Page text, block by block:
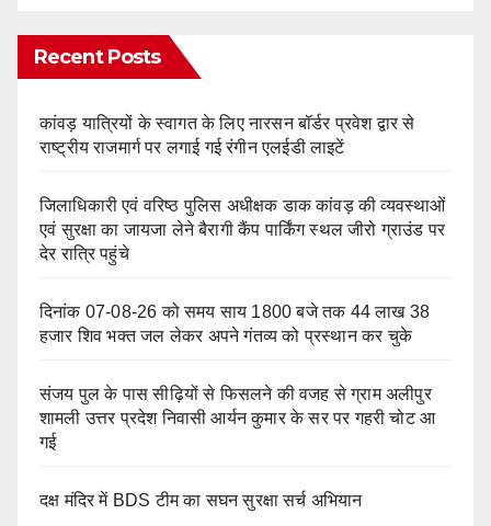
Recent Posts
कांवड़ यात्रियों के स्वागत के लिए नारसन बॉर्डर प्रवेश द्वार से
राष्ट्रीय राजमार्ग पर लगाई गई रंगीन एलईडी लाइटें
जिलाधिकारी एवं वरिष्ठ पुलिस अधीक्षक डाक कांवड़ की व्यवस्थाओं
एवं सुरक्षा का जायजा लेने बैरागी कैंप पार्किंग स्थल जीरो ग्राउंड पर
देर रात्रि पहुंचे
दिनांक 07-08-26 को समय साय 1800 बजे तक 44 लाख 38
हजार शिव भक्त जल लेकर अपने गंतव्य को प्रस्थान कर चुके
संजय पुल के पास सीढ़ियों से फिसलने की वजह से ग्राम अलीपुर
शामली उत्तर प्रदेश निवासी आर्यन कुमार के सर पर गहरी चोट आ
गई
दक्ष मंदिर में BDS टीम का सघन सुरक्षा सर्च अभियान